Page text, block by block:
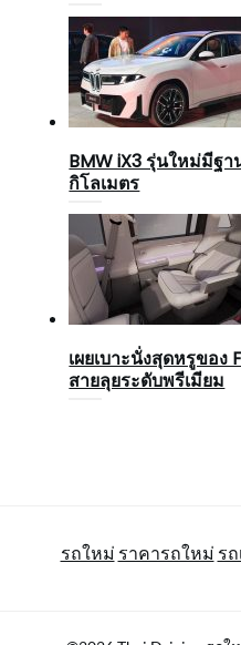
BMW iX3 รุ่นใหม่มีฐา
กิโลเมตร
เผยเบาะนั่งสุดหรูขอ
สายลุยระดับพรีเมียม
รถใหม่ ราคารถใหม่ ร